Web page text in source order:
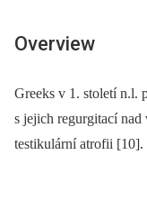
Overview
Greeks v 1. století n.l.
s jejich regurgitací nad
testikulární atrofii [10].